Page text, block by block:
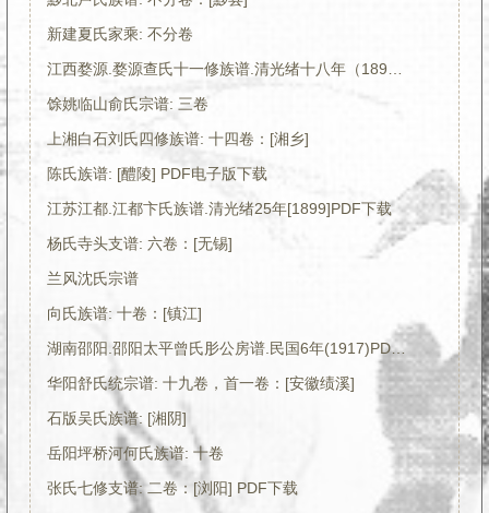
新建夏氏家乘: 不分卷
江西婺源.婺源查氏十一修族谱.清光绪十八年（1892）PDF电子版下载
馀姚临山俞氏宗谱: 三卷
上湘白石刘氏四修族谱: 十四卷：[湘乡]
陈氏族谱: [醴陵] PDF电子版下载
江苏江都.江都卞氏族谱.清光绪25年[1899]PDF下载
杨氏寺头支谱: 六卷：[无锡]
兰风沈氏宗谱
向氏族谱: 十卷：[镇江]
湖南邵阳.邵阳太平曾氏肜公房谱.民国6年(1917)PDF电子版下载
华阳舒氏统宗谱: 十九卷，首一卷：[安徽绩溪]
石版吴氏族谱: [湘阴]
岳阳坪桥河何氏族谱: 十卷
张氏七修支谱: 二卷：[浏阳] PDF下载